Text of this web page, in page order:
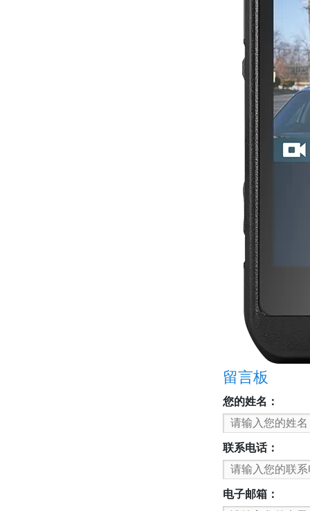
留言板
您的姓名：
联系电话：
电子邮箱：